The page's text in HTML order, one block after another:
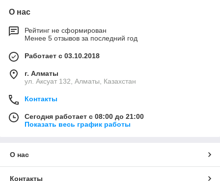
О нас
Рейтинг не сформирован
Менее 5 отзывов за последний год
Работает с 03.10.2018
г. Алматы
ул. Аксуат 132, Алматы, Казахстан
Контакты
Сегодня работает с 08:00 до 21:00
Показать весь график работы
О нас
Контакты